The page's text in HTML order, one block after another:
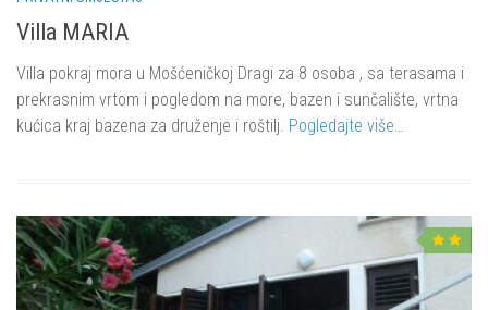
Villa MARIA
Villa pokraj mora u Mošćeničkoj Dragi za 8 osoba , sa terasama i
prekrasnim vrtom i pogledom na more, bazen i sunčalište, vrtna
kućica kraj bazena za druženje i roštilj. Pogledajte više…